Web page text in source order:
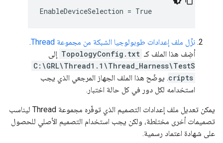
EnableDeviceSelection = True
نزِّل ملف إعدادات طوبولوجيا الشبكة من مجموعة Thread
.
أضِف هذا الملف كـ TopologyConfig.txt إلى
C:\GRL\Thread1.1\Thread_Harness\TestS
cripts. يوضّح هذا الملف الجهاز المرجعي الذي يجب
استخدامه لكل دور في كل حالة اختبار.
يمكن تعديل ملف إعدادات التصميم الذي توفّره مجموعة Thread ليناسب
تصميمات أخرى مختلطة، ولكن يجب استخدام التصميم الأصلي للحصول
على شهادة اعتماد رسمية.